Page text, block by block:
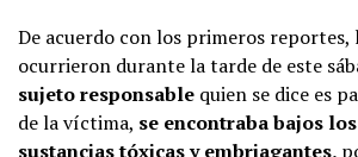
De acuerdo con los primeros reportes,
ocurrieron durante la tarde de este
sujeto responsable quien se dice es
de la víctima, se encontraba bajos
sustancias tóxicas y embriagantes,